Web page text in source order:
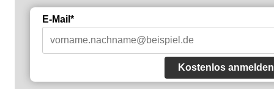
E-Mail*
Kostenlos anmelden